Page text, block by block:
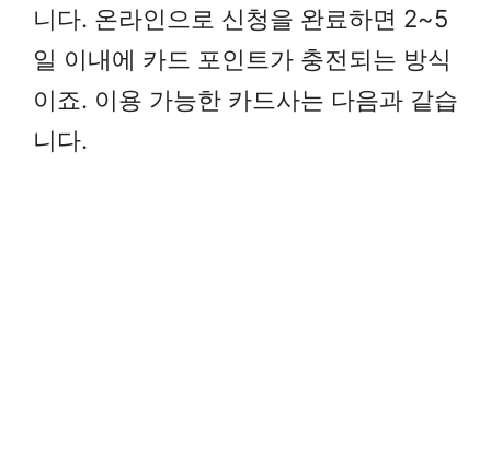
니다. 온라인으로 신청을 완료하면 2~5
일 이내에 카드 포인트가 충전되는 방식
이죠. 이용 가능한 카드사는 다음과 같습
니다.